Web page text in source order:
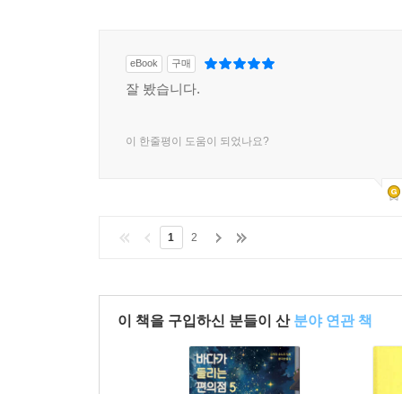
eBook 구매
잘 봤습니다.
이 한줄평이 도움이 되었나요?
1 2
이 책을 구입하신 분들이 산 분야 연관 책